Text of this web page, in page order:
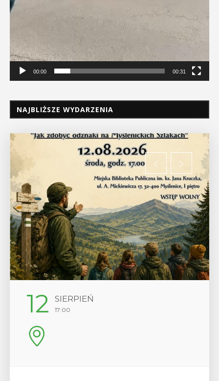
00:00 00:31
NAJBLIŻSZE WYDARZENIA
12 SIERPIEŃ
17:00